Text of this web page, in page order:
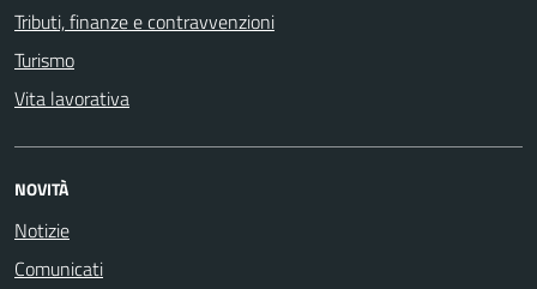
Tributi, finanze e contravvenzioni
Turismo
Vita lavorativa
NOVITÀ
Notizie
Comunicati